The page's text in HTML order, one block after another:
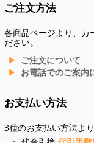
ご注文方法
各商品ページより、カ
ださい。
ご注文について
お電話でのご案内
お支払い方法
3種のお支払い方法よ